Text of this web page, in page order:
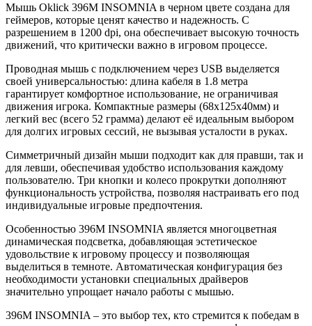
Мышь Oklick 396M INSOMNIA в черном цвете создана для
геймеров, которые ценят качество и надежность. С
разрешением в 1200 dpi, она обеспечивает высокую точность
движений, что критически важно в игровом процессе.
Проводная мышь с подключением через USB выделяется
своей универсальностью: длина кабеля в 1.8 метра
гарантирует комфортное использование, не ограничивая
движения игрока. Компактные размеры (68x125x40мм) и
легкий вес (всего 52 грамма) делают её идеальным выбором
для долгих игровых сессий, не вызывая усталости в руках.
Симметричный дизайн мыши подходит как для правши, так и
для левши, обеспечивая удобство использования каждому
пользователю. Три кнопки и колесо прокрутки дополняют
функциональность устройства, позволяя настраивать его под
индивидуальные игровые предпочтения.
Особенностью 396M INSOMNIA является многоцветная
динамическая подсветка, добавляющая эстетическое
удовольствие к игровому процессу и позволяющая
выделиться в темноте. Автоматическая конфигурация без
необходимости установки специальных драйверов
значительно упрощает начало работы с мышью.
396M INSOMNIA – это выбор тех, кто стремится к победам в